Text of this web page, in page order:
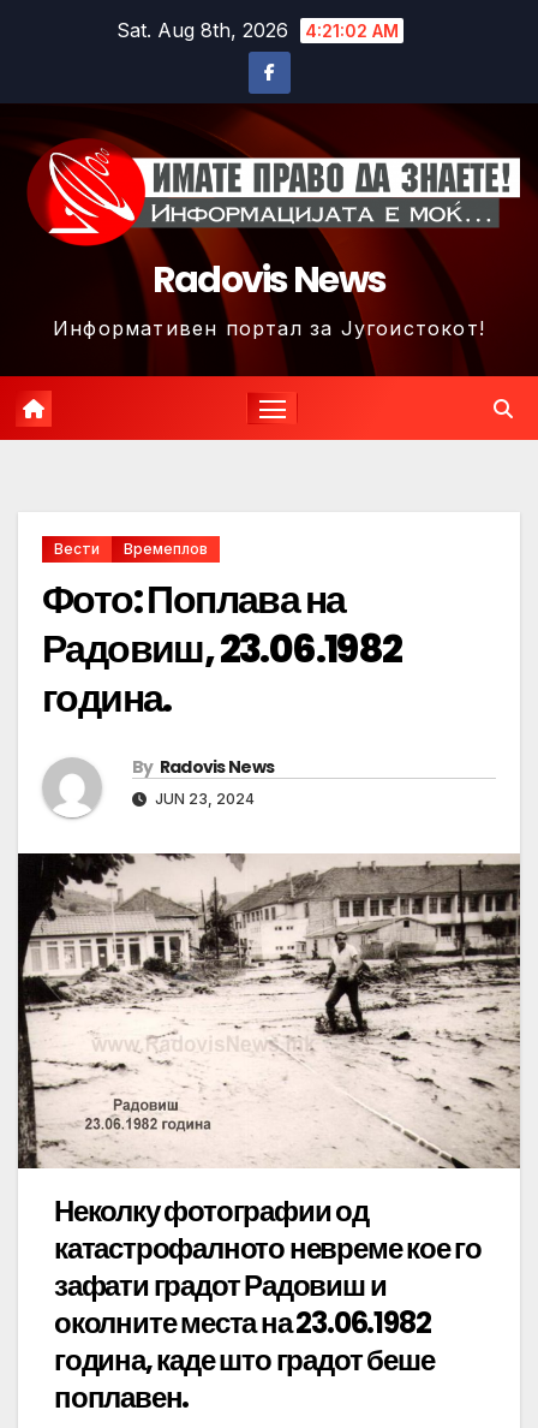
Sat. Aug 8th, 2026 4:21:04 AM
Radovis News
Информативен портал за Југоистокот!
Вести Времеплов
Фото: Поплава на
Радовиш, 23.06.1982
година.
By Radovis News
JUN 23, 2024
Неколку фотографии од
катастрофалното невреме кое го
зафати градот Радовиш и
околните места на 23.06.1982
година, каде што градот беше
поплавен.